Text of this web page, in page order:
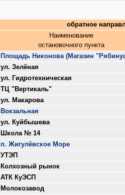
обратное
Наименование
остановочного пункта
Площадь Никонова (Магазин
ул. Зелёная
ул. Гидротехническая
ТЦ "Вертикаль"
ул. Макарова
Вокзальная
ул. Куйбышева
Школа № 14
п. Жигулёвское Море
УТЭП
Колхозный рынок
АТК КуЭСП
Молокозавод